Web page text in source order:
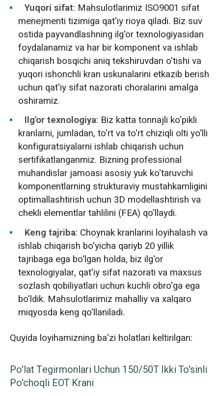
Yuqori sifat: Mahsulotlarimiz ISO9001 sifat
menejmenti tizimiga qat'iy rioya qiladi. Biz suv
ostida payvandlashning ilg'or texnologiyasidan
foydalanamiz va har bir komponent va ishlab
chiqarish bosqichi aniq tekshiruvdan o'tishi va
yuqori ishonchli kran uskunalarini etkazib berish
uchun qat'iy sifat nazorati choralarini amalga
oshiramiz.
Ilg'or texnologiya: Biz katta tonnajli ko'pikli
kranlarni, jumladan, to'rt va to'rt chiziqli olti yo'lli
konfiguratsiyalarni ishlab chiqarish uchun
sertifikatlanganmiz. Bizning professional
muhandislar jamoasi asosiy yuk ko'taruvchi
komponentlarning strukturaviy mustahkamligini
optimallashtirish uchun 3D modellashtirish va
chekli elementlar tahlilini (FEA) qo'llaydi.
Keng tajriba: Choynak kranlarini loyihalash va
ishlab chiqarish bo'yicha qariyb 20 yillik
tajribaga ega bo'lgan holda, biz ilg'or
texnologiyalar, qat'iy sifat nazorati va maxsus
sozlash qobiliyatlari uchun kuchli obro'ga ega
bo'ldik. Mahsulotlarimiz mahalliy va xalqaro
miqyosda keng qo'llaniladi.
Quyida loyihamizning ba'zi holatlari keltirilgan:
Po'lat Tegirmonlari Uchun 150/50T Ikki To'sinli
Po'choqli EOT Krani